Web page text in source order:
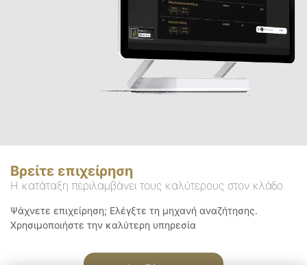
Βρείτε επιχείρηση
Η κατάταξη περιλαμβάνει τους καλύτερους στον κλάδο
Ψάχνετε επιχείρηση; Ελέγξτε τη μηχανή αναζήτησης.
Χρησιμοποιήστε την καλύτερη υπηρεσία